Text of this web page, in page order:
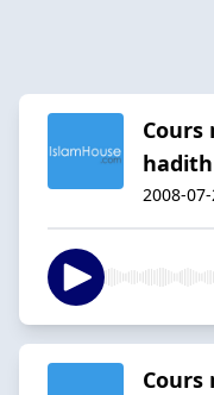
Cours
2008-
Cours